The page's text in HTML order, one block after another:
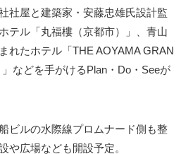
社屋と建築家・安藤忠雄氏設計監
テル「丸福樓（京都市）」、青山
れたホテル「THE AOYAMA GRAN
などを手がけるPlan・Do・Seeが
ビルの水際線プロムナード側も整
や広場なども開設予定。